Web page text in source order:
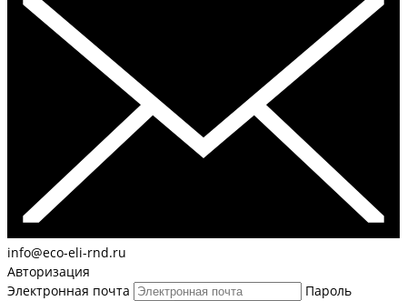
info@eco-eli-rnd.ru
Авторизация
Электронная почта
Пароль